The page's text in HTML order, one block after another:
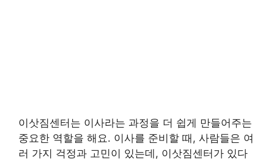
이삿짐센터는 이사라는 과정을 더 쉽게 만들어주는
중요한 역할을 해요. 이사를 준비할 때, 사람들은 여
러 가지 걱정과 고민이 있는데, 이삿짐센터가 있다